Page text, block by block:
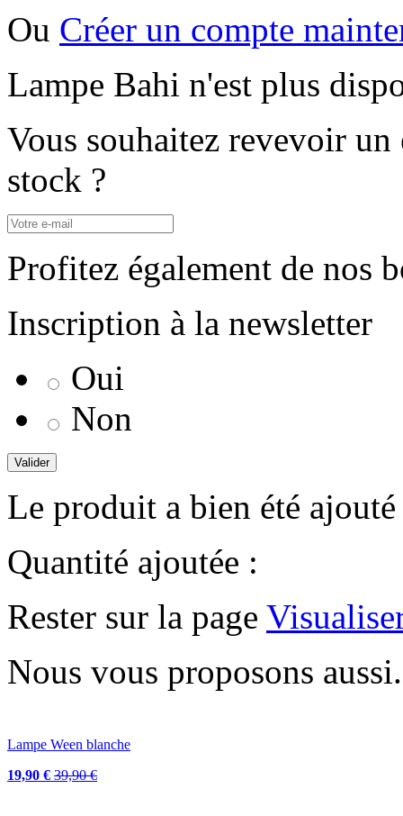
Ou Créer un compte
Lampe Bahi n'est plus
Vous souhaitez revevoir
stock ?
Profitez également de nos
Inscription à la newsletter
Oui
Non
Valider
Le produit a bien été
Quantité ajoutée :
Rester sur la page
Nous vous proposons
Lampe Ween blanche
19,90 € 39,90 €